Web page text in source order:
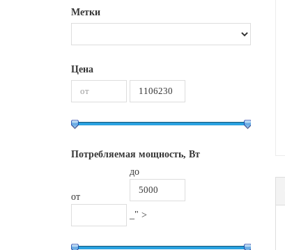
Метки
Цена
Потребляемая мощность, Вт
от
до
_" >